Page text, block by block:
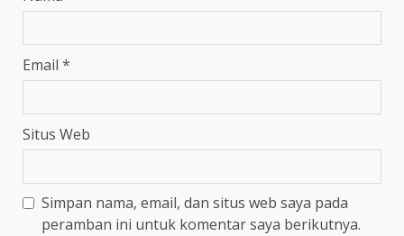
Email *
Situs Web
Simpan nama, email, dan situs web saya pada
peramban ini untuk komentar saya berikutnya.